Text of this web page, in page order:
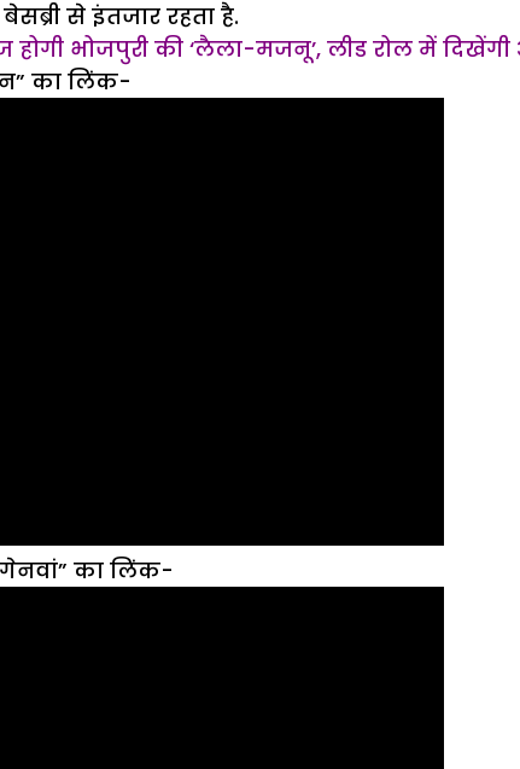
से इंतजार रहता है.
भोजपुरी की ‘लैला-मजनू’, लीड रोल में दिखेंगी
का लिंक-
का लिंक-